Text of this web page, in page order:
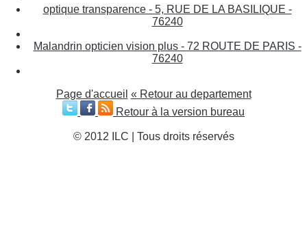
optique transparence - 5, RUE DE LA BASILIQUE -
76240
Malandrin opticien vision plus - 72 ROUTE DE PARIS -
76240
Page d'accueil « Retour au departement
Retour à la version bureau
© 2012 ILC | Tous droits réservés